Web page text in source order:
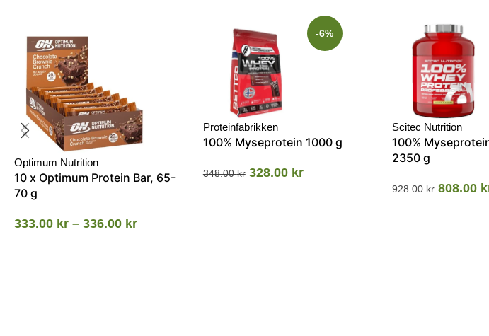
Optimum Nutrition
10 x Optimum Protein Bar, 65-
70 g
333.00 kr – 336.00 kr
-6%
Proteinfabrikken
100% Myseprotein 1000 g
348.00kr 328.00 kr
Scitec Nutrition
100%
2350 g
928.00kr 808.00